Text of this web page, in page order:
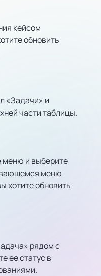
кейсом
обновить
«Задачи» и
части таблицы.
и выберите
меню
хотите обновить
рядом с
ее статус в